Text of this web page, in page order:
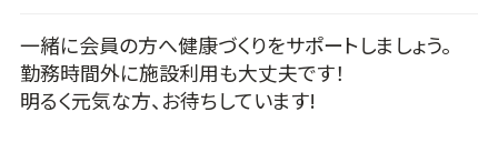
一緒に会員の方へ健康づくりをサポートしましょう。
勤務時間外に施設利用も大丈夫です！
明るく元気な方、お待ちしています!